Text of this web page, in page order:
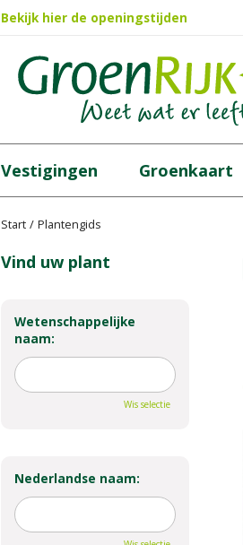
Start Plantengids
Bekijk hier de openingstijden
Vestigingen Groenkaart
Vind uw plant
Wetenschappelijke
naam:
Wis selectie
Nederlandse naam: